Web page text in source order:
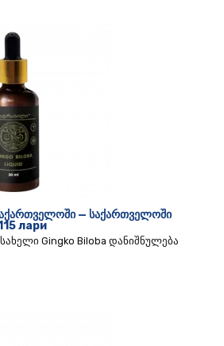
— საქართველოში
лари
Gingko Biloba დანიშნულება